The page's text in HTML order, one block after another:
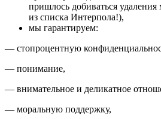
пришлось добиваться
из списка Интерпола!),
мы гарантируем:
— стопроцентную
— понимание,
— внимательное и деликатное
— моральную поддержку,